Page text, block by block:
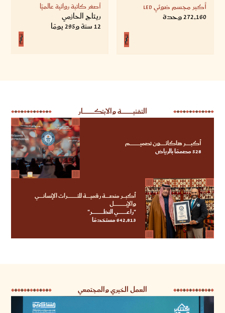
أكبر مجسم ضوئي LED
272,160 وحدة
أصغر كاتبة روائية عالميًا
ريـتاج الحازمي
12 سنة و295 يومًا
التقنيـــــــــــــــــــــــة والابتكــــــــــــــــــــــار
أكبـــــــــــر هاكاثـــــــــــون تصميـــــــــــــــــــــم
528 مصممًا بالرياض
أكبــــــر منصــــــــة رقميــــــــة للتــــــــــــــــــــراث الإنسانــــــــي
والإبــــــــــــــــــــــــل
"راعــــــــــــــــي النظـــــــــــــــــــــــر"
642,813 مستخدمًا
العمل الخيري والمجتمعي